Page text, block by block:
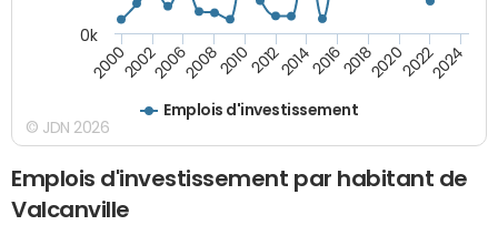
Emplois d'investissement
200020022006200820102012201420162018202020222024
0k
© JDN 2026
Emplois d'investissement par habitant de
Valcanville